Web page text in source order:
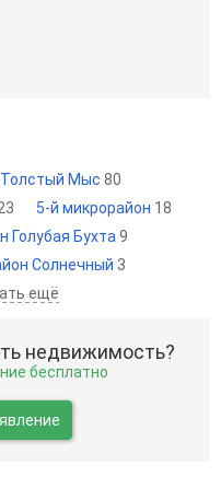
Мыс 80
5-й микрорайон 18
Голубая Бухта 9
Солнечный 3
ещё
недвижимость?
бесплатно